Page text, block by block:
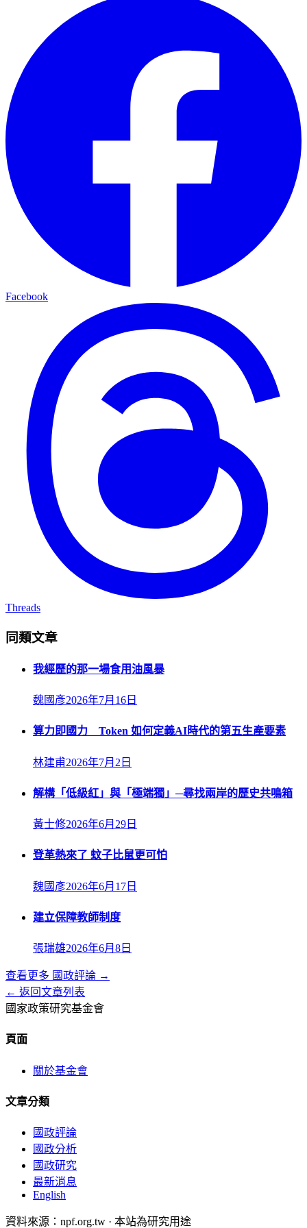
Facebook
Threads
同類文章
我經歷的那一場食用油風暴
魏國彥2026年7月16日
算力即國力 Token 如何定義AI時代的第五生產要素
林建甫2026年7月2日
解構「低級紅」與「極端獨」─尋找兩岸的歷史共鳴箱
黃士修2026年6月29日
登革熱來了 蚊子比鼠更可怕
魏國彥2026年6月17日
建立保障教師制度
張瑞雄2026年6月8日
查看更多 國政評論 →
← 返回文章列表
國家政策研究基金會
頁面
關於基金會
文章分類
國政評論
國政分析
國政研究
最新消息
English
資料來源：npf.org.tw · 本站為研究用途